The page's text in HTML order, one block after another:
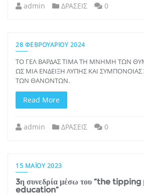
admin ΔΡΑΣΕΙΣ 0
28 ΦΕΒΡΟΥΑΡΊΟΥ 2024
ΤΟ ΓΕΛ ΒΑΡΔΑΣ ΤΙΜΑ ΤΗ ΜΝΗΜΗ ΤΩΝ
ΩΣ ΜΙΑ ΕΝΔΕΙΞΗ ΛΥΠΗΣ ΚΑΙ ΣΥΜΠΟΝΟΙΑΣ
ΤΩΝ ΘΑΝΟΝΤΩΝ.
Read More
admin ΔΡΑΣΕΙΣ 0
15 ΜΑΪ́ΟΥ 2023
3η συνεδρία μέσω του “the
education”